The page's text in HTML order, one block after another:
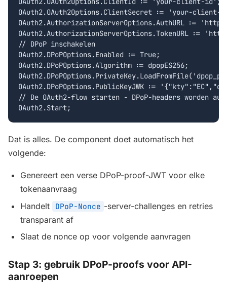
OAuth2.OAuth2Options.ClientSecret := 'your-client-
OAuth2.AuthorizationServerOptions.AuthURL :=
OAuth2.AuthorizationServerOptions.TokenURL :=
// DPoP inschakelen
OAuth2.DPoPOptions.Enabled := True;
OAuth2.DPoPOptions.Algorithm := dpopES256;
OAuth2.DPoPOptions.PublicKeyJWK :=
// De OAuth2-flow starten - DPoP-headers worden
OAuth2.Start;
Dat is alles. De component doet automatisch het
volgende:
Genereert een verse DPoP-proof-JWT voor elke
tokenaanvraag
Handelt
DPoP-Nonce -server-challenges en retries
transparant af
Slaat de nonce op voor volgende aanvragen
Stap 3: gebruik DPoP-proofs voor API-
aanroepen